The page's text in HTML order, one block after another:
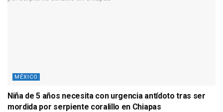
MÉXICO
Niña de 5 años necesita con urgencia antídoto tras ser
mordida por serpiente coralillo en Chiapas